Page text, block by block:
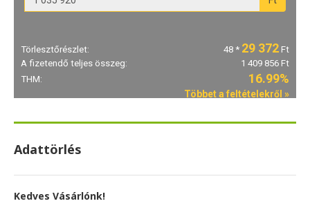
Adattörlés
Kedves Vásárlónk!